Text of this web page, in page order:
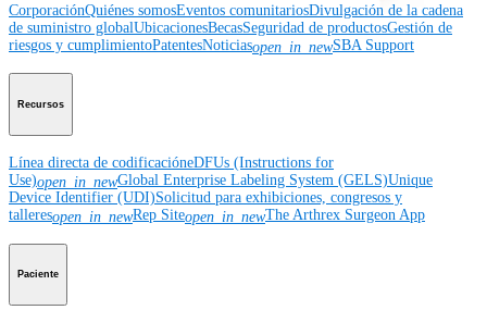
CorporaciónQuiénes somosEventos comunitariosDivulgación de la cadena
de suministro globalUbicacionesBecasSeguridad de productosGestión de
riesgos y cumplimientoPatentesNoticiasopen_in_newSBA Support
Recursos
Línea directa de codificacióneDFUs (Instructions for
Use)open_in_newGlobal Enterprise Labeling System (GELS)Unique
Device Identifier (UDI)Solicitud para exhibiciones, congresos y
talleresopen_in_newRep Siteopen_in_newThe Arthrex Surgeon App
Paciente